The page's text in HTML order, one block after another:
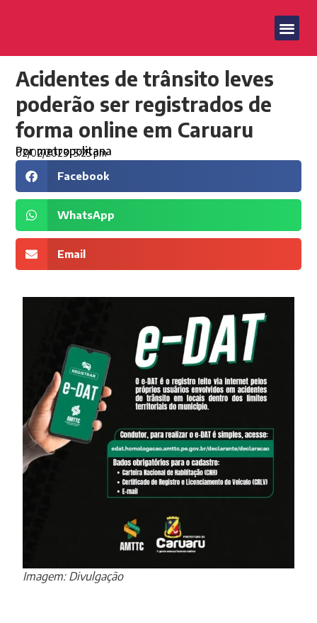
Acidentes de trânsito leves
poderão ser registrados de
forma online em Caruaru
Pormetropolitana
02/02/2023 5:25 pm
Facebook
WhatsApp
Email
Imagem: Divulgação